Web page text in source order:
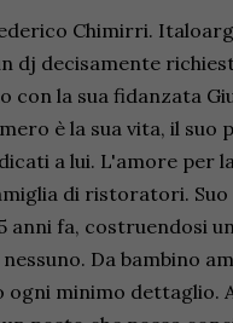
Chimirri.
dj decisamente
la sua fidanzata
è la sua vita, il suo
a lui. L'amore per
di ristoratori.
fa, costruendosi
Da bambino
minimo dettaglio.